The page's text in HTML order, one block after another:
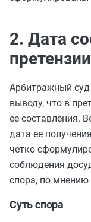
2. Дата
Арбитражный суд
выводу, что в
ее составления.
дата ее
четко
соблюдения
спора, по мнению
Суть спора